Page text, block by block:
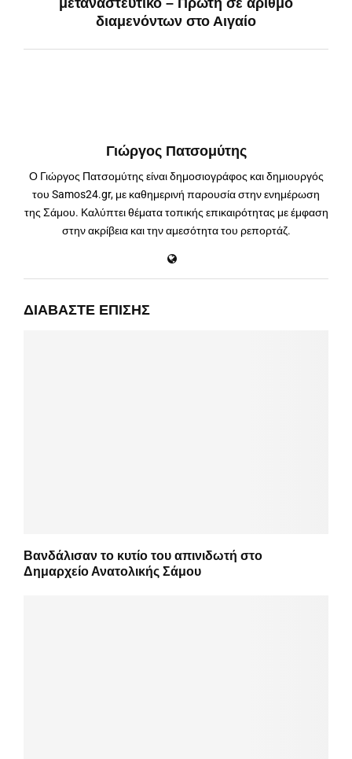
μεταναστευτικό – Πρώτη σε αριθμό
διαμενόντων στο Αιγαίο
Γιώργος Πατσομύτης
Ο Γιώργος Πατσομύτης είναι δημοσιογράφος και δημιουργός
του Samos24.gr, με καθημερινή παρουσία στην ενημέρωση
της Σάμου. Καλύπτει θέματα τοπικής επικαιρότητας με έμφαση
στην ακρίβεια και την αμεσότητα του ρεπορτάζ.
ΔΙΑΒΆΣΤΕ ΕΠΊΣΗΣ
Βανδάλισαν το κυτίο του απινιδωτή στο
Δημαρχείο Ανατολικής Σάμου